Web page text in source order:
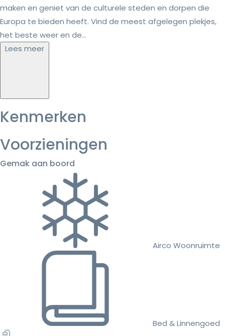
maken en geniet van de culturele steden en dorpen die
Europa te bieden heeft. Vind de meest afgelegen plekjes,
het beste weer en de...
Lees meer
Kenmerken
Voorzieningen
Gemak aan boord
Airco Woonruimte
Bed & Linnengoed